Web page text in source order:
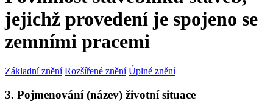
jejichž provedení je spojeno se
zemními pracemi
Základní znění Rozšířené znění Úplné znění
3. Pojmenování (název) životní situace